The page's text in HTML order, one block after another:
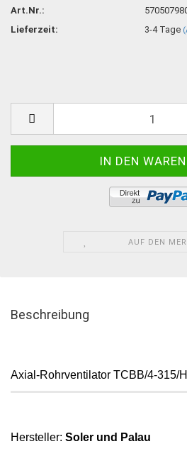
Art.Nr.:
Lieferzeit:
3-4 Tage
AUF DEN
Beschreibung
Axial-Rohrventilator TCBB/4-315/H
Hersteller: Soler und Palau